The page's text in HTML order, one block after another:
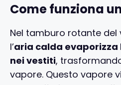
Come funziona
Nel tamburo rotante
l’aria calda evaporizza
nei vestiti,
vapore. Questo vapore